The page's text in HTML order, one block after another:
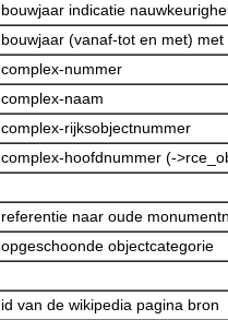
bouwjaar indicatie
bouwjaar (vanaf-tot en met) met
complex-nummer
complex-naam
complex-rijksobjectnummer
complex-hoofdnummer (-
referentie naar oude
opgeschoonde objectcategorie
id van de wikipedia pagina bron